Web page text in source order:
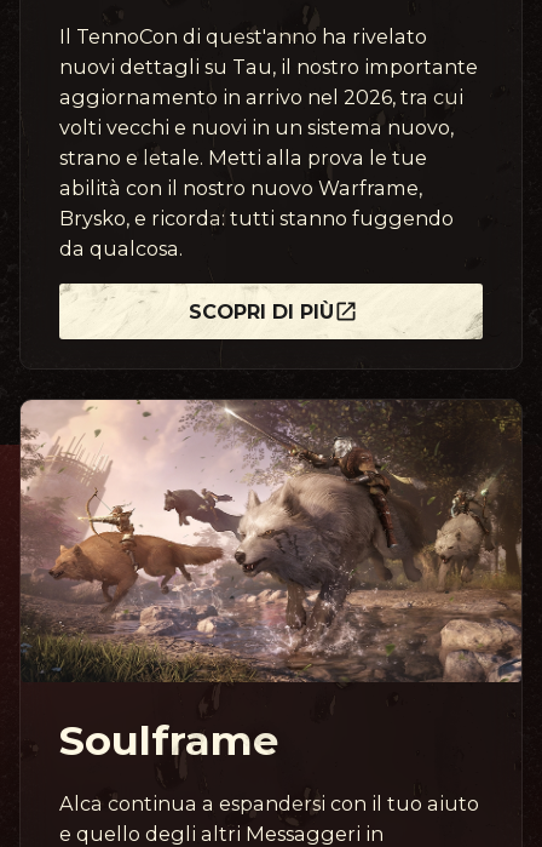
Il TennoCon di quest'anno ha rivelato
nuovi dettagli su Tau, il nostro importante
aggiornamento in arrivo nel 2026, tra cui
volti vecchi e nuovi in un sistema nuovo,
strano e letale. Metti alla prova le tue
abilità con il nostro nuovo Warframe,
Brysko, e ricorda: tutti stanno fuggendo
da qualcosa.
SCOPRI DI PIÙ
Soulframe
Alca continua a espandersi con il tuo aiuto
e quello degli altri Messaggeri in